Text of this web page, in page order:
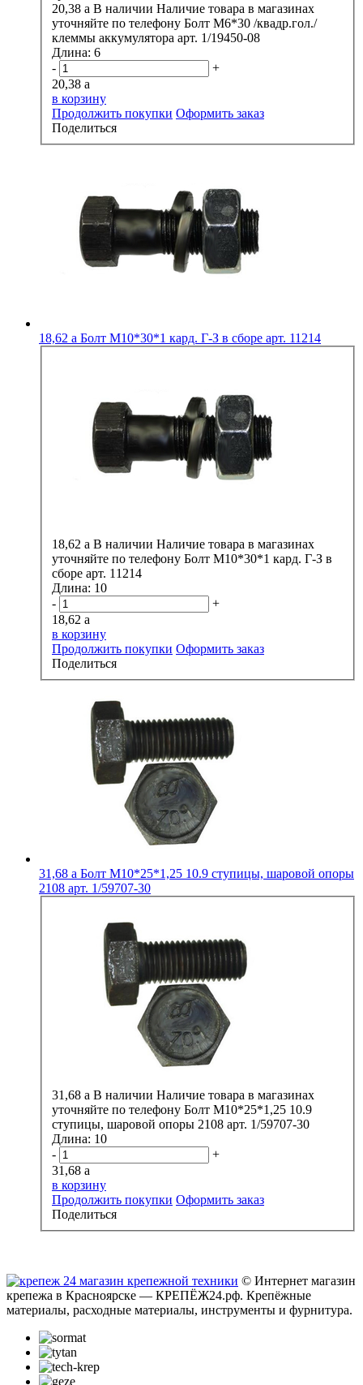
20,38 a В наличии Наличие товара в магазинах
уточняйте по телефону Болт М6*30 /квадр.гол./
клеммы аккумулятора арт. 1/19450-08
Длина: 6
-
+
20,38 a
в корзину
Продолжить покупки Оформить заказ
Поделиться
18,62 a Болт М10*30*1 кард. Г-З в сборе арт. 11214
18,62 a В наличии Наличие товара в магазинах
уточняйте по телефону Болт М10*30*1 кард. Г-З в
сборе арт. 11214
Длина: 10
-
+
18,62 a
в корзину
Продолжить покупки Оформить заказ
Поделиться
31,68 a Болт М10*25*1,25 10.9 ступицы, шаровой опоры
2108 арт. 1/59707-30
31,68 a В наличии Наличие товара в магазинах
уточняйте по телефону Болт М10*25*1,25 10.9
ступицы, шаровой опоры 2108 арт. 1/59707-30
Длина: 10
-
+
31,68 a
в корзину
Продолжить покупки Оформить заказ
Поделиться
© Интернет магазин
крепежа в Красноярске — КРЕПЁЖ24.рф. Крепёжные
материалы, расходные материалы, инструменты и фурнитура.